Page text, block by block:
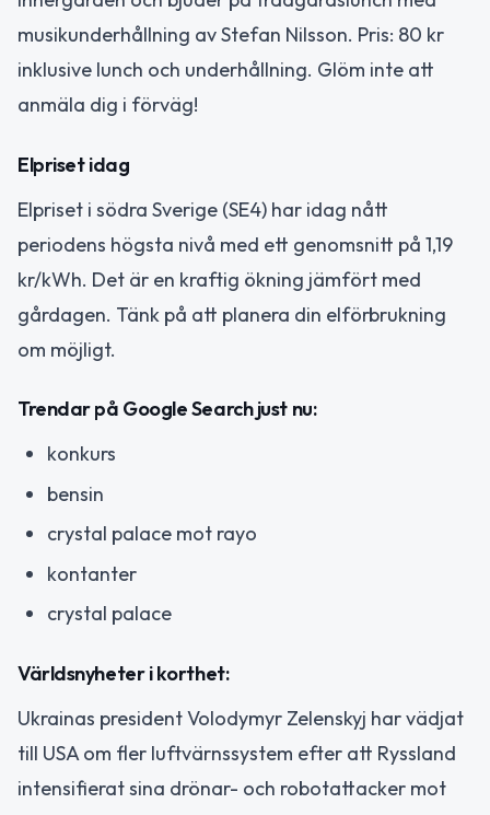
musikunderhållning av Stefan Nilsson. Pris: 80 kr
inklusive lunch och underhållning. Glöm inte att
anmäla dig i förväg!
Elpriset idag
Elpriset i södra Sverige (SE4) har idag nått
periodens högsta nivå med ett genomsnitt på 1,19
kr/kWh. Det är en kraftig ökning jämfört med
gårdagen. Tänk på att planera din elförbrukning
om möjligt.
Trendar på Google Search just nu:
konkurs
bensin
crystal palace mot rayo
kontanter
crystal palace
Världsnyheter i korthet:
Ukrainas president Volodymyr Zelenskyj har vädjat
till USA om fler luftvärnssystem efter att Ryssland
intensifierat sina drönar- och robotattacker mot